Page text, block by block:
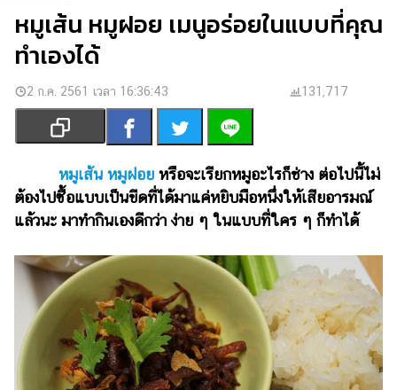
ผล
บอล
สด
การ
เงิน
การ
บันเทิง
ดู
หนัง
Music
Station
หมูเส้น หมูฝอย เมนูอร่อยในแบบที่คุณ
ทำเองได้
2 ก.ค. 2561 เวลา 16:36:43 131,717
หมูเส้น หมูฝอย หรือจะเรียกหมูอะไรก็ช่าง ต่อไปนี้ไม่
ต้องไปซื้อแบบเป็นขีดที่ได้มาแค่หยิบมือหนึ่งให้เสียอารมณ์
แล้วนะ มาทำกินเองดีกว่า ง่าย ๆ ในแบบที่ใคร ๆ ก็ทำได้